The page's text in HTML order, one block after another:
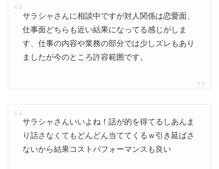
サラシャさんに相談中ですが対人関係は恋愛面、
仕事面どちらも近い結果になってる感じがしま
す、仕事の内容や業務の部分では少しズレもあり
ましたが今のところ許容範囲です。
サラシャさんいいよね！話が的を得てるしあんま
り話さなくてもどんどん当ててくるｗ引き延ばさ
ないから結果コストパフォーマンスも良い